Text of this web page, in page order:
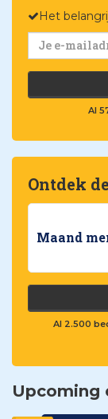
Het
Al
Ontdek
Maand
Al 2.500
Upcoming